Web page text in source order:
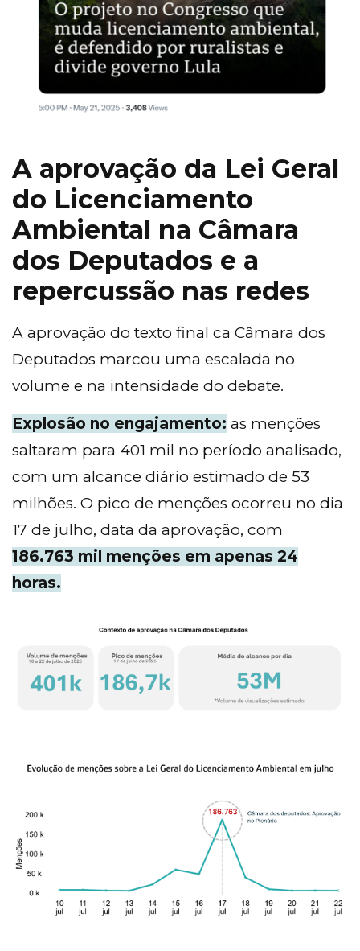
A aprovação da Lei Geral
do Licenciamento
Ambiental na Câmara
dos Deputados e a
repercussão nas redes
A aprovação do texto final ca Câmara dos
Deputados marcou uma escalada no
volume e na intensidade do debate.
Explosão no engajamento: as menções
saltaram para 401 mil no período analisado,
com um alcance diário estimado de 53
milhões. O pico de menções ocorreu no dia
17 de julho, data da aprovação, com
186.763 mil menções em apenas 24
horas.